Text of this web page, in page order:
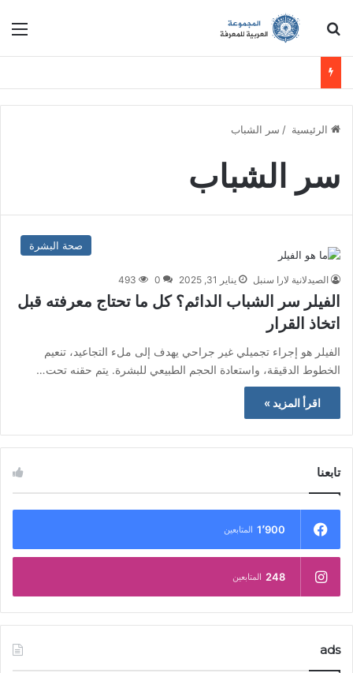
ابحث عن
الرئيسية / سر الشباب
سر الشباب
صحة البشرة
الصيدلانية لارا سنبل يناير 31, 2025 0
493
الفيلر سر الشباب الدائم؟ كل ما تحتاج معرفته قبل
اتخاذ القرار
الفيلر هو إجراء تجميلي غير جراحي يهدف إلى ملء التجاعيد، تنعيم
الخطوط الدقيقة، واستعادة الحجم الطبيعي للبشرة. يتم حقنه تحت…
اقرأ المزيد »
تابعنا
1٬900 المتابعين
248 المتابعين
ads